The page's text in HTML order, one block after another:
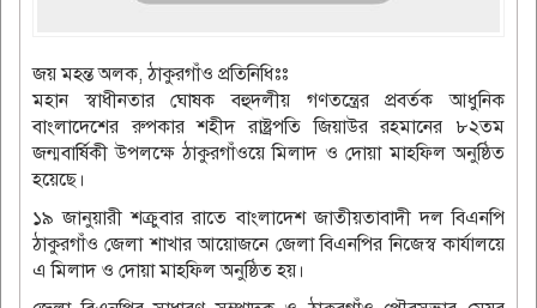
জয় মহন্ত অলক, ঠাকুরগাঁও প্রতিনিধিঃঃ
মহান স্বাধীনতার ঘোষক বহুদলীয় গণতন্ত্রের প্রবর্তক আধুনিক
বাংলাদেশের রুপকার শহীদ রাষ্ট্রপতি জিয়াউর রহমানের ৮২তম
জন্মবার্ষিকী উপলক্ষে ঠাকুরগাঁওয়ে মিলাদ ও দোয়া মাহফিল অনুষ্ঠিত
হয়েছে।
১৯ জানুয়ারী শক্রুবার রাতে বাংলাদেশ জাতীয়তাবাদী দল বিএনপি
ঠাকুরগাঁও জেলা শাখার আয়োজনে জেলা বিএনপির নিজেস্ব কার্যালয়ে
এ মিলাদ ও দোয়া মাহফিল অনুষ্ঠিত হয়।